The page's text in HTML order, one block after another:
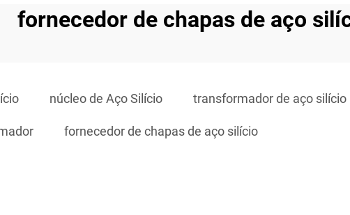
fornecedor de chapas de aço
núcleo de Aço Silício transformador de aço silício
fornecedor de chapas de aço silício